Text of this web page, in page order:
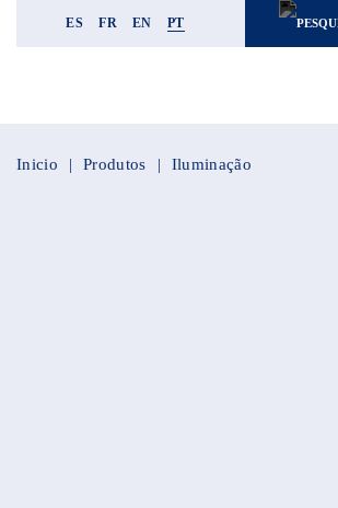
ES FR EN PT
Inicio Produtos Iluminação